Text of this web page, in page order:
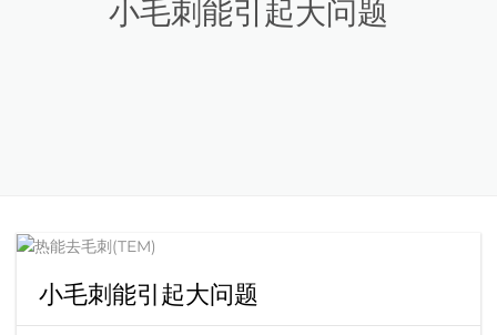
小毛刺能引起大问题
小毛刺能引起大问题